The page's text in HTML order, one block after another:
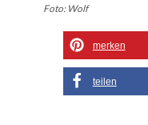
Foto: Wolf
merken
teilen